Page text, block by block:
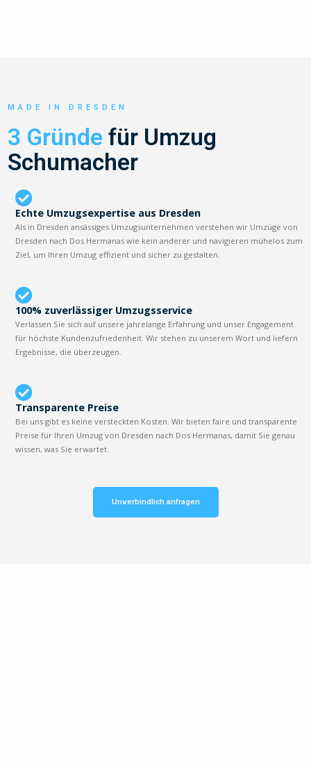
MADE IN DRESDEN
3 Gründe für Umzug
Schumacher
Echte Umzugsexpertise aus Dresden
Als in Dresden ansässiges Umzugsunternehmen verstehen wir Umzüge von
Dresden nach Dos Hermanas wie kein anderer und navigieren mühelos zum
Ziel, um Ihren Umzug effizient und sicher zu gestalten.
100% zuverlässiger Umzugsservice
Verlassen Sie sich auf unsere jahrelange Erfahrung und unser Engagement
für höchste Kundenzufriedenheit. Wir stehen zu unserem Wort und liefern
Ergebnisse, die überzeugen.
Transparente Preise
Bei uns gibt es keine versteckten Kosten. Wir bieten faire und transparente
Preise für Ihren Umzug von Dresden nach Dos Hermanas, damit Sie genau
wissen, was Sie erwartet.
Unverbindlich anfragen